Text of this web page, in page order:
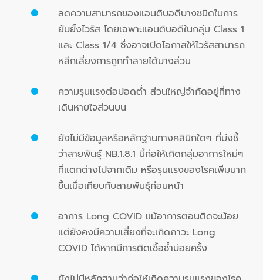
ลดความสามารถของแอนติบอดีบางชนิดในการ
ยับยั้งไวรัส โดยเฉพาะแอนติบอดีในกลุ่ม Class 1
และ Class 1/4 ซึ่งอาจเปิดโอกาสให้ไวรัสสามารถ
หลีกเลี่ยงการถูกทำลายได้บางส่วน
ความรุนแรงต่อปอดต่ำ ส่วนใหญ่จำกัดอยู่ที่ทาง
เดินหายใจส่วนบน
ยังไม่มีข้อมูลหรือหลักฐานทางคลินิกใดๆ ที่บ่งชี้
ว่าสายพันธุ์ NB.1.8.1 นี้ก่อให้เกิดกลุ่มอาการใหม่ๆ
ที่แตกต่างไปจากเดิม หรือรุนแรงของโรคเพิ่มมาก
ขึ้นเมื่อเทียบกับสายพันธุ์ก่อนหน้า
อาการ Long COVID แม้อาการตอนติดจะน้อย
แต่ยังคงมีความเสี่ยงที่จะเกิดภาวะ Long
COVID ได้หากมีการติดเชื้อซ้ำบ่อยครั้ง